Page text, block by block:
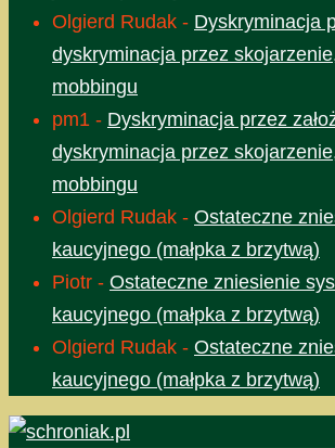
Olgierd Rudak - Dyskryminacja
dyskryminacja przez
mobbingu
pm1 - Dyskryminacja przez
dyskryminacja przez
mobbingu
Olgierd Rudak - Ostateczne
kaucyjnego (małpka z brzytwą)
Piotr - Ostateczne zniesienie
kaucyjnego (małpka z brzytwą)
Olgierd Rudak - Ostateczne
kaucyjnego (małpka z brzytwą)